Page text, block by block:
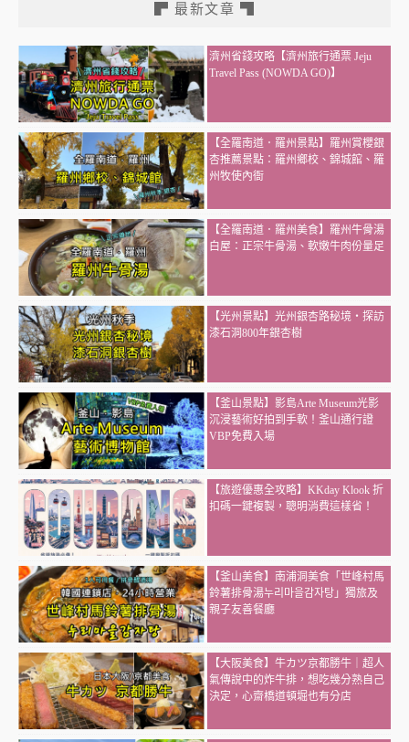
▛ 最新文章 ▜
濟州省錢攻略【濟州旅行通票 Jeju
Travel Pass (NOWDA GO)】
【全羅南道．羅州景點】羅州賞櫻銀
杏推薦景點：羅州鄉校、錦城館、羅
州牧使內衙
【全羅南道．羅州美食】羅州牛骨湯
白屋：正宗牛骨湯、軟嫩牛肉份量足
【光州景點】光州銀杏路秘境・探訪
漆石洞800年銀杏樹
【釜山景點】影島Arte Museum光影
沉浸藝術好拍到手軟！釜山通行證
VBP免費入場
【旅遊優惠全攻略】KKday Klook 折
扣碼一鍵複製，聰明消費這樣省！
【釜山美食】南浦洞美食「世峰村馬
鈴薯排骨湯누리마을감자탕」獨旅及
親子友善餐廳
【大阪美食】牛カツ京都勝牛｜超人
氣傳說中的炸牛排，想吃幾分熟自己
決定，心齋橋道頓堀也有分店